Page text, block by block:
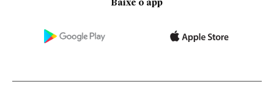
Baixe o app